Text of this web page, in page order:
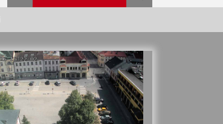
Veselí muzikanti
30. 7. 2026
Votavžatský ploty